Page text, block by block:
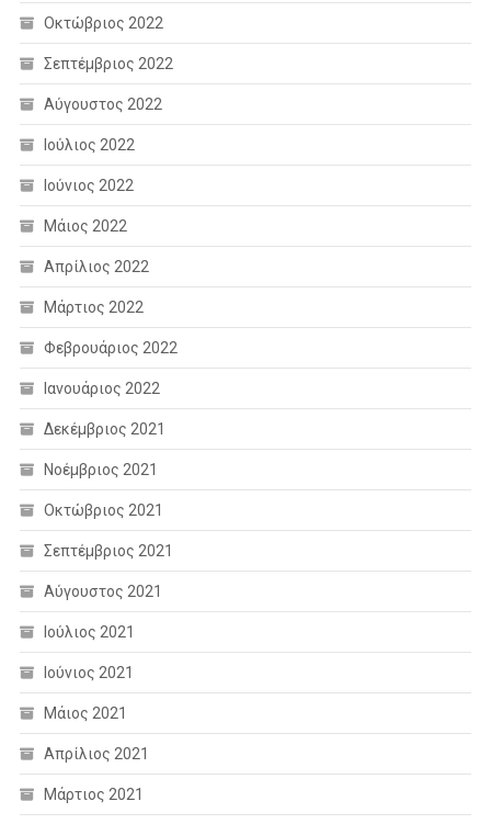
Οκτώβριος 2022
Σεπτέμβριος 2022
Αύγουστος 2022
Ιούλιος 2022
Ιούνιος 2022
Μάιος 2022
Απρίλιος 2022
Μάρτιος 2022
Φεβρουάριος 2022
Ιανουάριος 2022
Δεκέμβριος 2021
Νοέμβριος 2021
Οκτώβριος 2021
Σεπτέμβριος 2021
Αύγουστος 2021
Ιούλιος 2021
Ιούνιος 2021
Μάιος 2021
Απρίλιος 2021
Μάρτιος 2021